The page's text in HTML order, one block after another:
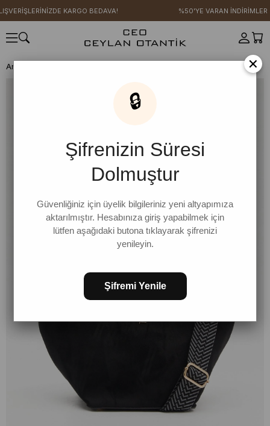
KARGO BEDAVA! %50'YE VARAN İNDİRİMLER
Anasayfa ×
🔒
Şifrenizin Süresi
Dolmuştur
Güvenliğiniz için üyelik bilgileriniz yeni altyapımıza
aktarılmıştır. Hesabınıza giriş yapabilmek için
lütfen aşağıdaki butona tıklayarak şifrenizi
yenileyin.
Şifremi Yenile